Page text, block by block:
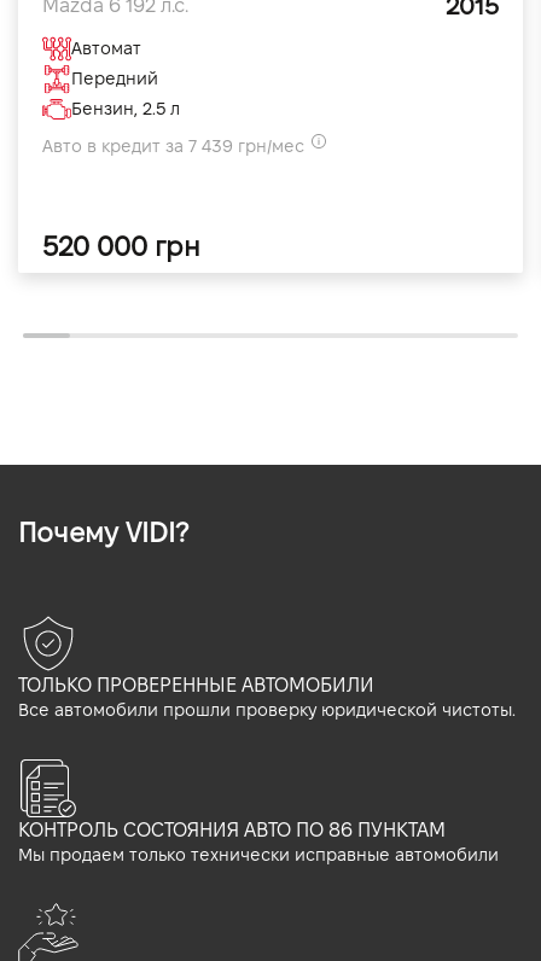
Mazda 6 192 л.с. 2015
Автомат
Передний
Бензин, 2.5 л
Авто в кредит за 7 439 грн/мес
520 000 грн
Почему VIDI?
ТОЛЬКО ПРОВЕРЕННЫЕ АВТОМОБИЛИ
Все автомобили прошли проверку юридической чистоты.
КОНТРОЛЬ СОСТОЯНИЯ АВТО ПО 86 ПУНКТАМ
Мы продаем только технически исправные автомобили